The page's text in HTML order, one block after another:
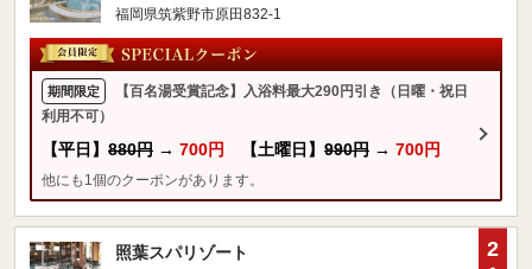
福岡県筑紫野市原田832-1
期間限定
【百名湯受賞記念】入浴料最大290円引き（日曜・祝日
利用不可）
【平日】 880円 → 700円 【土曜日】 990円 → 700円
他にも1個のクーポンがあります。
照葉スパリゾート
2